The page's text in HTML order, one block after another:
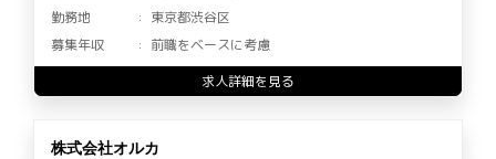
勤務地
東京都渋谷区
募集年収
前職をベースに考慮
求人詳細を見る
株式会社オルカ